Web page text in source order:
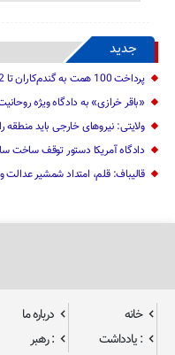
جدید
پرداخت 100 همت به گندم‌کاران تا 22 مرداد
«باقر خرازی» به دادگاه ویژه
ولایتی: نیرو‌های خارجی باید منطقه
دادگاه آمریکا دستور توقف ساخت سالن ۴۰۰ میلیون دلاری ترامپ را
قالیباف: قلم، امتداد شمشیر
خانه درباره ما
: یادداشت
: رهبر